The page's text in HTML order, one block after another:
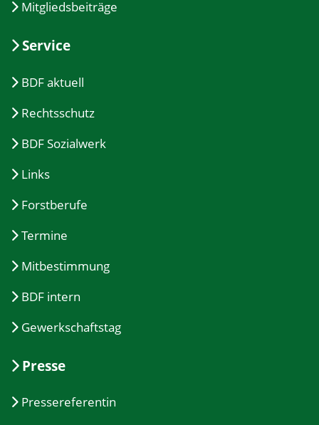
Mitgliedsbeiträge
Service
BDF aktuell
Rechtsschutz
BDF Sozialwerk
Links
Forstberufe
Termine
Mitbestimmung
BDF intern
Gewerkschaftstag
Presse
Pressereferentin